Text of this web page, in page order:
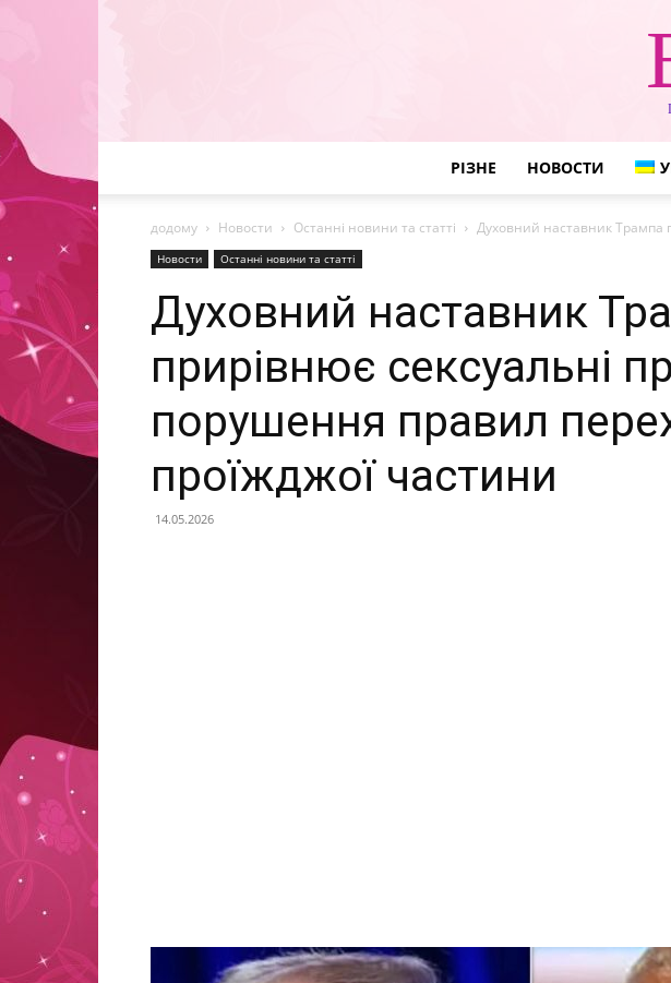
РІЗНЕ НОВОСТИ
додому Новости Останні новини та статті Духовний наставник Трампа
Новости Останні новини та статті
Духовний наставник
прирівнює сексуальні
порушення правил
проїжджої частини
14.05.2026